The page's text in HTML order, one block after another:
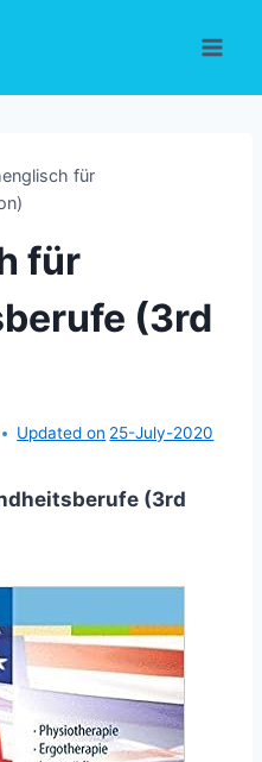
für
für
(3rd
Updated on 25-July-2020
(3rd